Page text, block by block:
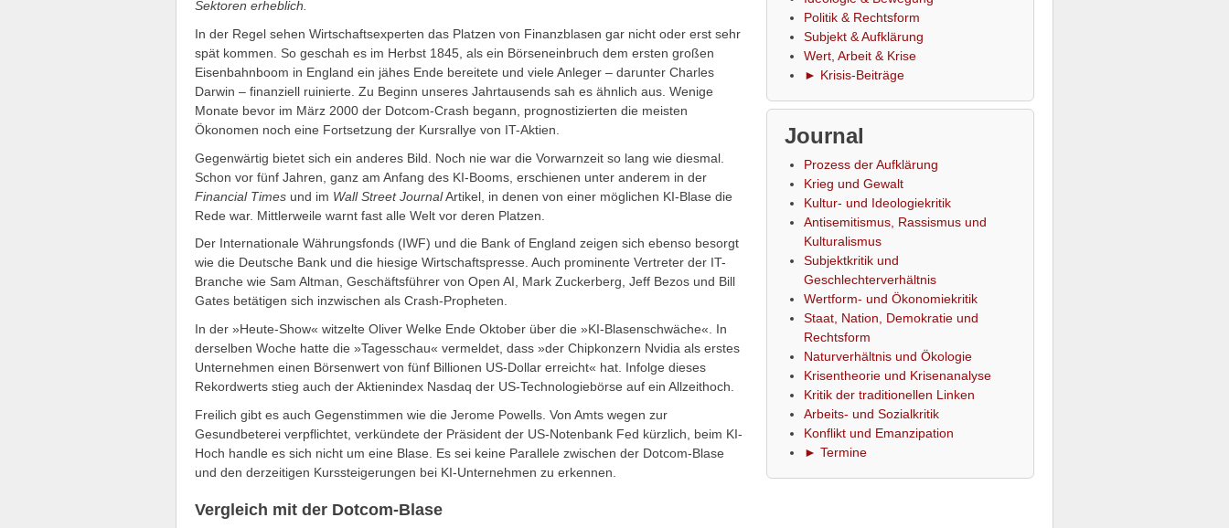
Sektoren erheblich.
In der Regel sehen Wirtschaftsexperten das Platzen von Finanzblasen gar nicht oder erst sehr
spät kommen. So geschah es im Herbst 1845, als ein Börseneinbruch dem ersten großen
Eisenbahnboom in England ein jähes Ende bereitete und viele Anleger – darunter Charles
Darwin – finanziell ruinierte. Zu Beginn unseres Jahrtausends sah es ähnlich aus. Wenige
Monate bevor im März 2000 der Dotcom-Crash begann, prognostizierten die meisten
Ökonomen noch eine Fortsetzung der Kursrallye von IT-Aktien.
Gegenwärtig bietet sich ein anderes Bild. Noch nie war die Vorwarnzeit so lang wie diesmal.
Schon vor fünf Jahren, ganz am Anfang des KI-Booms, erschienen unter anderem in der
Financial Times und im Wall Street JournalArtikel, in denen von einer möglichen KI-Blase die
Rede war. Mittlerweile warnt fast alle Welt vor deren Platzen.
Der Internationale Währungsfonds (IWF) und die Bank of England zeigen sich ebenso besorgt
wie die Deutsche Bank und die hiesige Wirtschaftspresse. Auch prominente Vertreter der IT-
Branche wie Sam Altman, Geschäftsführer von Open AI, Mark Zuckerberg, Jeff Bezos und Bill
Gates betätigen sich inzwischen als Crash-Propheten.
In der »Heute-Show« witzelte Oliver Welke Ende Oktober über die »KI-Blasenschwäche«. In
derselben Woche hatte die »Tagesschau« vermeldet, dass »der Chipkonzern Nvidia als erstes
Unternehmen einen Börsenwert von fünf Billionen US-Dollar erreicht« hat. Infolge dieses
Rekordwerts stieg auch der Aktienindex Nasdaq der US-Technologiebörse auf ein Allzeithoch.
Freilich gibt es auch Gegenstimmen wie die Jerome Powells. Von Amts wegen zur
Gesundbeterei verpflichtet, verkündete der Präsident der US-Notenbank Fed kürzlich, beim KI-
Hoch handle es sich nicht um eine Blase. Es sei keine Parallele zwischen der Dotcom-Blase
und den derzeitigen Kurssteigerungen bei KI-Unternehmen zu erkennen.
Vergleich mit der Dotcom-Blase
Politik & Rechtsform
Subjekt & Aufklärung
Wert, Arbeit & Krise
► Krisis-Beiträge
Journal
Prozess der Aufklärung
Krieg und Gewalt
Kultur- und Ideologiekritik
Antisemitismus, Rassismus und
Kulturalismus
Subjektkritik und
Geschlechterverhältnis
Wertform- und Ökonomiekritik
Staat, Nation, Demokratie und
Rechtsform
Naturverhältnis und Ökologie
Krisentheorie und Krisenanalyse
Kritik der traditionellen Linken
Arbeits- und Sozialkritik
Konflikt und Emanzipation
► Termine